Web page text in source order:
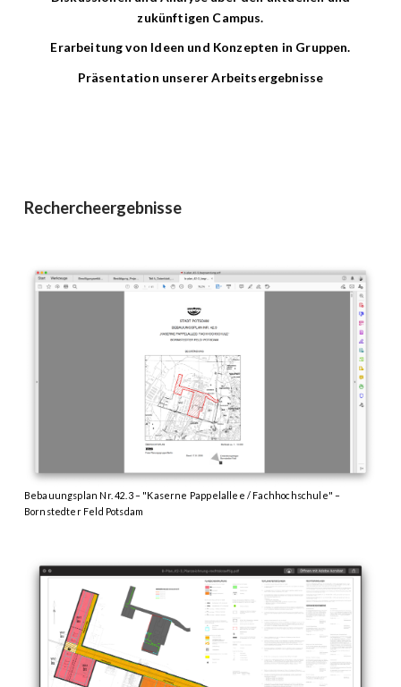
zukünftigen Campus.
Erarbeitung von Ideen und Konzepten in Gruppen.
Präsentation unserer Arbeitsergebnisse
Rechercheergebnisse
Bebauungsplan Nr. 42.3 – "Kaserne Pappelallee / Fachhochschule" –
Bornstedter Feld Potsdam